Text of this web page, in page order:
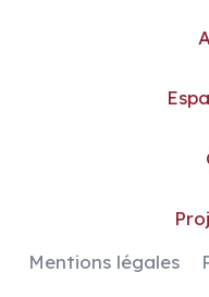
Mentions légales